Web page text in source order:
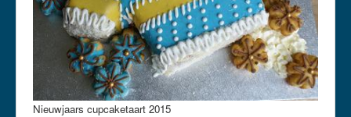
Nieuwjaars cupcaketaart 2015